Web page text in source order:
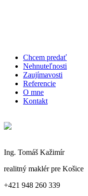
Chcem predať
Nehnuteľnosti
Zaujímavosti
Referencie
O mne
Kontakt
Ing. Tomáš Kažimír
realitný maklér pre Košice
+421 948 260 339